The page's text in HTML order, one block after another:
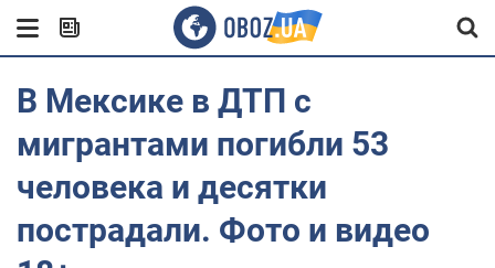
В Мексике в ДТП с
мигрантами погибли 53
человека и десятки
пострадали. Фото и видео